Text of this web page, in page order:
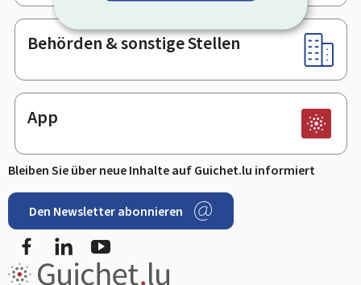
Behörden & sonstige Stellen
App
Bleiben Sie über neue Inhalte auf Guichet.lu informiert
Den Newsletter abonnieren
FacebookLinkedIn